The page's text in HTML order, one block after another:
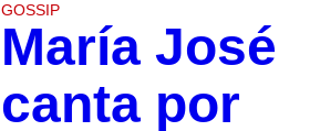
GOSSIP
María José
canta por